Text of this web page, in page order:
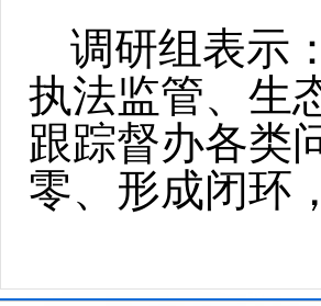
调研组表示
执法监管、生
跟踪督办各类
零、形成闭环